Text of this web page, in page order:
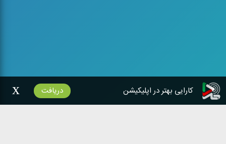
کارایی بهتر در اپلیکیشن دریافت x